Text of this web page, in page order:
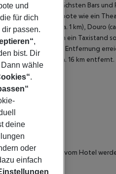
entfernt. Zu den nächsten Bars
wie ein
Cais Da Ribeira (ca. 1 km), Douro
Verleih auch ein Taxistand
in rund 900 m Entfernung
(OPO) ist ca. 16 km entfernt.
12 km Entfernung vom Hotel
Gebühr).
und
für dich
passen.
,
bist. Dir
wähle
.
deine
oder
einfach